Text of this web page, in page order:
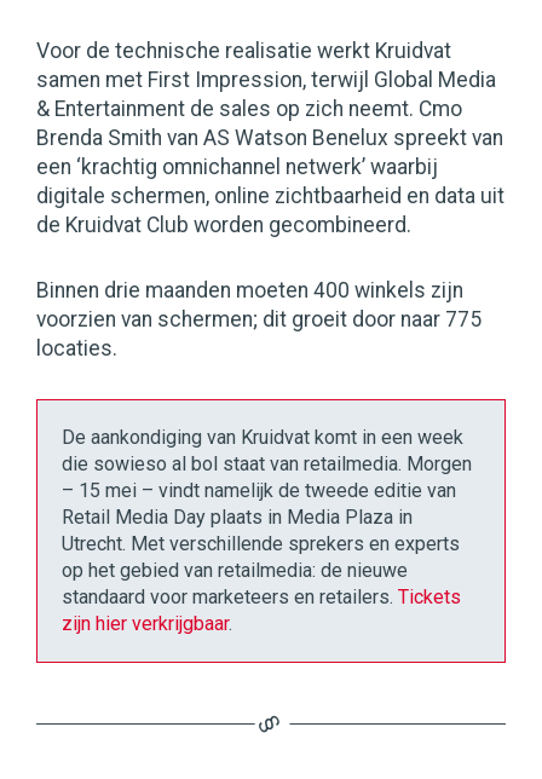
Voor de technische realisatie werkt Kruidvat
samen met First Impression, terwijl Global Media
& Entertainment de sales op zich neemt. Cmo
Brenda Smith van AS Watson Benelux spreekt van
een ‘krachtig omnichannel netwerk’ waarbij
digitale schermen, online zichtbaarheid en data uit
de Kruidvat Club worden gecombineerd.
Binnen drie maanden moeten 400 winkels zijn
voorzien van schermen; dit groeit door naar 775
locaties.
De aankondiging van Kruidvat komt in een week
die sowieso al bol staat van retailmedia. Morgen
– 15 mei – vindt namelijk de tweede editie van
Retail Media Day plaats in Media Plaza in
Utrecht. Met verschillende sprekers en experts
op het gebied van retailmedia: de nieuwe
standaard voor marketeers en retailers. Tickets
zijn hier verkrijgbaar.